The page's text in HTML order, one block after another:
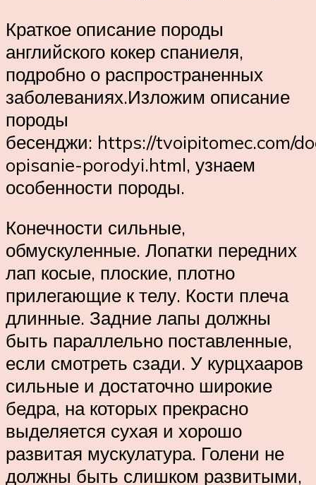
Краткое описание породы
английского кокер спаниеля,
подробно о распространенных
заболеваниях.Изложим описание
породы
бесенджи: https://tvoipitomec.com/
opisanie-porodyi.html, узнаем
особенности породы.
Конечности сильные,
обмускуленные. Лопатки передних
лап косые, плоские, плотно
прилегающие к телу. Кости плеча
длинные. Задние лапы должны
быть параллельно поставленные,
если смотреть сзади. У курцхааров
сильные и достаточно широкие
бедра, на которых прекрасно
выделяется сухая и хорошо
развитая мускулатура. Голени не
должны быть слишком развитыми,